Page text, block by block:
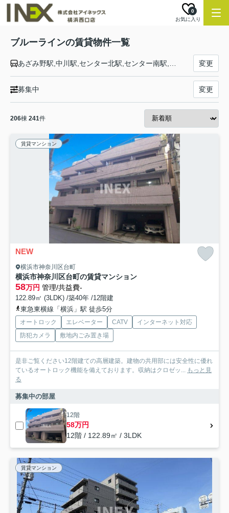
お気に入り
0
ブルーラインの賃貸物件一覧
変更
募集中 変更
206棟 241件
賃貸マンション
NEW
横浜市神奈川区台町
横浜市神奈川区台町の賃貸マンション
58万円 管理/共益費-
122.89㎡ (3LDK) /築40年 /12階建
東急東横線「横浜」駅 徒歩5分
オートロック エレベーター CATV
インターネット対応
防犯カメラ
敷地内ごみ置き場
是非ご覧ください12階建ての高層建築。建物の共用部には安全性に優れ
ているオートロック機能を備えております。収納はクロゼッ... もっと見
る
募集中の部屋
12階
58万円
12階 / 122.89㎡ / 3LDK
賃貸マンション